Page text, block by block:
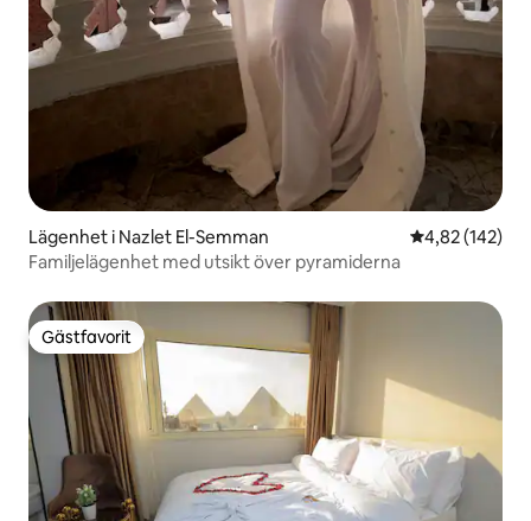
Lägenhet i Nazlet El-Semman 4,82 av 5 i
4,82 (142)
Familjelägenhet med utsikt över pyramiderna
Gästfavorit
Gästfavorit